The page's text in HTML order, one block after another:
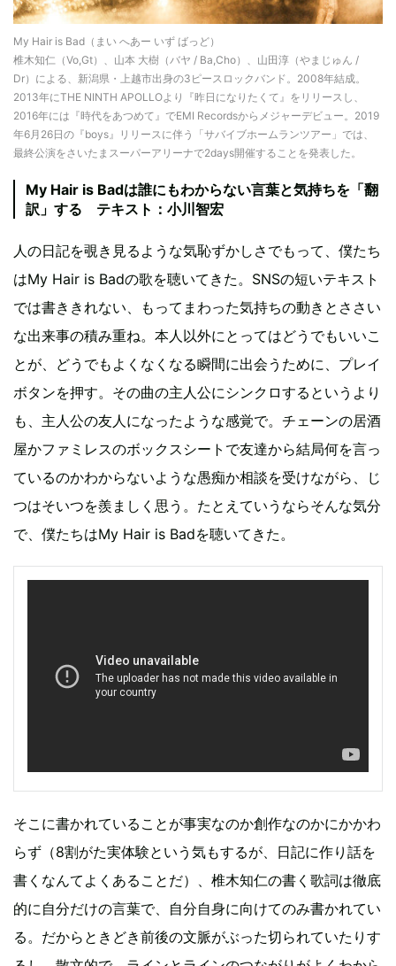
My Hair is Bad（まい へあー いず ばっど）
椎木知仁（Vo,Gt）、山本 大樹（バヤ / Ba,Cho）、山田淳（やまじゅん /
Dr）による、新潟県・上越市出身の3ピースロックバンド。2008年結成。
2013年にTHE NINTH APOLLOより『昨日になりたくて』をリリースし、
2016年には『時代をあつめて』でEMI Recordsからメジャーデビュー。2019
年6月26日の『boys』リリースに伴う「サバイブホームランツアー」では、
最終公演をさいたまスーパーアリーナで2days開催することを発表した。
My Hair is Badは誰にもわからない言葉と気持ちを「翻
訳」する テキスト：小川智宏
人の日記を覗き見るような気恥ずかしさでもって、僕たち
はMy Hair is Badの歌を聴いてきた。SNSの短いテキスト
では書ききれない、もってまわった気持ちの動きとささい
な出来事の積み重ね。本人以外にとってはどうでもいいこ
とが、どうでもよくなくなる瞬間に出会うために、プレイ
ボタンを押す。その曲の主人公にシンクロするというより
も、主人公の友人になったような感覚で。チェーンの居酒
屋かファミレスのボックスシートで友達から結局何を言っ
ているのかわからないような愚痴か相談を受けながら、じ
つはそいつを羨ましく思う。たとえていうならそんな気分
で、僕たちはMy Hair is Badを聴いてきた。
そこに書かれていることが事実なのか創作なのかにかかわ
らず（8割がた実体験という気もするが、日記に作り話を
書くなんてよくあることだ）、椎木知仁の書く歌詞は徹底
的に自分だけの言葉で、自分自身に向けてのみ書かれてい
る。だからときどき前後の文脈がぶった切られていたりす